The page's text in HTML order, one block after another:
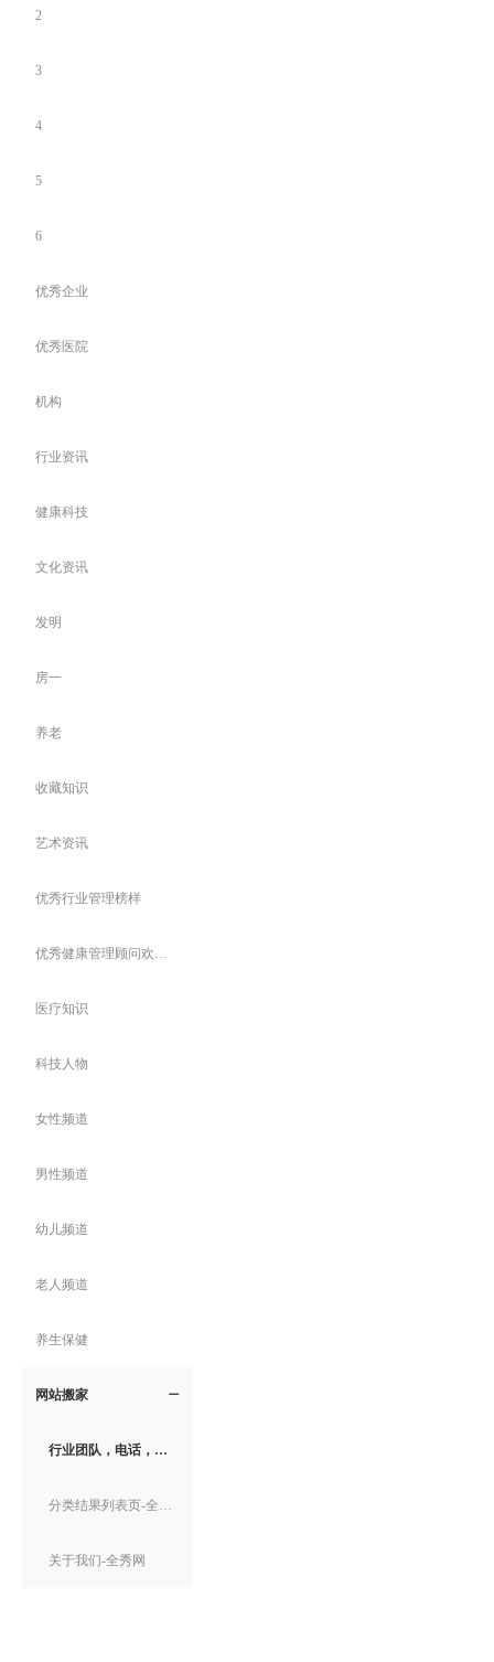
2
3
4
5
6
优秀企业
优秀医院
机构
行业资讯
健康科技
文化资讯
发明
房一
养老
收藏知识
艺术资讯
优秀行业管理榜样
优秀健康管理顾问欢迎您
医疗知识
科技人物
女性频道
男性频道
幼儿频道
老人频道
养生保健
ꄵ
网站搬家
行业团队，电话，地址，网址
分类结果列表页-全秀网
关于我们-全秀网